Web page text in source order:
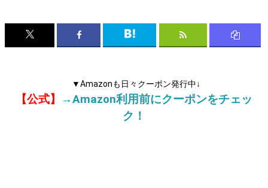
▼Amazonも日々クーポン発行中↓
【公式】
→Amazon利用前にクーポンをチェッ
ク！